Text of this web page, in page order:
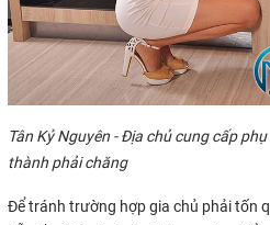
Tân Kỷ Nguyên - Địa chủ cung cấp
thành phải chăng
Để tránh trường hợp gia chủ phải tốn